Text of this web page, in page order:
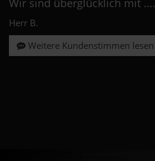
Wir sind überglücklich mit ....
Herr B.
Weitere Kundenstimmen lesen